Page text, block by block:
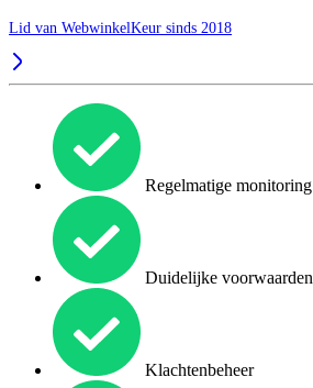
Lid van WebwinkelKeur sinds 2018
Regelmatige monitoring
Duidelijke voorwaarden
Klachtenbeheer